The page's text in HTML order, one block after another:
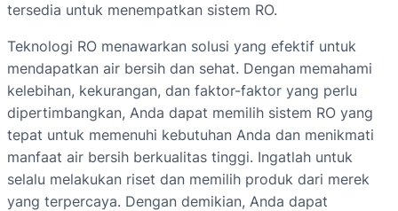
tersedia untuk menempatkan sistem RO.
Teknologi RO menawarkan solusi yang efektif untuk
mendapatkan air bersih dan sehat. Dengan memahami
kelebihan, kekurangan, dan faktor-faktor yang perlu
dipertimbangkan, Anda dapat memilih sistem RO yang
tepat untuk memenuhi kebutuhan Anda dan menikmati
manfaat air bersih berkualitas tinggi. Ingatlah untuk
selalu melakukan riset dan memilih produk dari merek
yang terpercaya. Dengan demikian, Anda dapat